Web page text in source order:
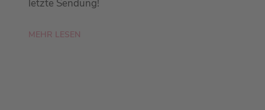
letzte Sendung!
MEHR LESEN